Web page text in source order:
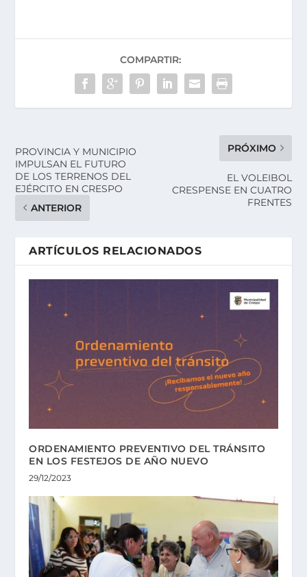
COMPARTIR:
PROVINCIA Y MUNICIPIO
IMPULSAN EL FUTURO
DE LOS TERRENOS DEL
EJÉRCITO EN CRESPO
ANTERIOR
PRÓXIMO
EL VOLEIBOL
CRESPENSE EN CUATRO
FRENTES
ARTÍCULOS RELACIONADOS
ORDENAMIENTO PREVENTIVO DEL TRÁNSITO
EN LOS FESTEJOS DE AÑO NUEVO
29/12/2023